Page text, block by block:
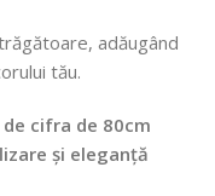
adăugând
tău.
cifra de 80cm
și eleganță